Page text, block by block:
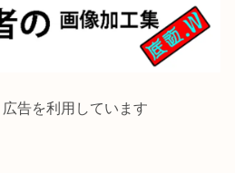
告を利用しています